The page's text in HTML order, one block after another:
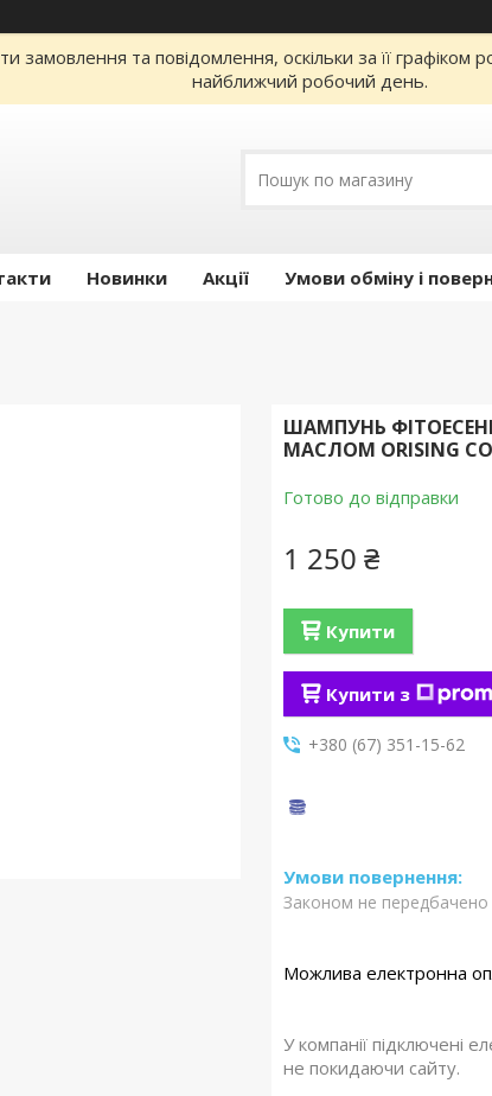
та повідомлення, оскільки за її
найближчий робочий день.
Новинки Акції Умови обміну і
ШАМПУНЬ
МАСЛОМ ORISING
Готово до відправки
1 250 ₴
Купити
Купити з
+380 (67) 351-15-62
Законом не передбачено
У компанії підключені
не покидаючи сайту.